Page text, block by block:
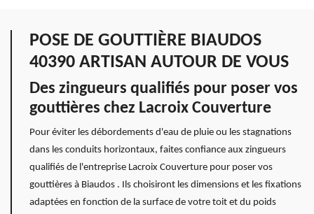
POSE DE GOUTTIÈRE BIAUDOS
40390 ARTISAN AUTOUR DE VOUS
Des zingueurs qualifiés pour poser vos
gouttières chez Lacroix Couverture
Pour éviter les débordements d'eau de pluie ou les stagnations
dans les conduits horizontaux, faites confiance aux zingueurs
qualifiés de l'entreprise Lacroix Couverture pour poser vos
gouttières à Biaudos . Ils choisiront les dimensions et les fixations
adaptées en fonction de la surface de votre toit et du poids